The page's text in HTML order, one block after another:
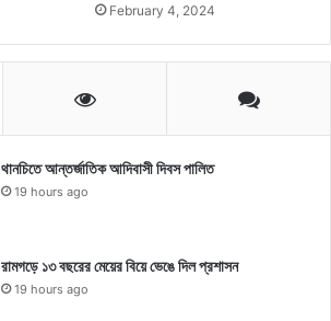
February 4, 2024
থানচিতে আন্তর্জাতিক আদিবাসী দিবস পালিত
19 hours ago
রামগড়ে ১৩ বছরের মেয়ের বিয়ে ভেঙে দিল প্রশাসন
19 hours ago